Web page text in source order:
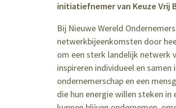
initiatiefnemer van Keuze Vrij
Bij Nieuwe Wereld
netwerkbijeenkomsten door
om een sterk landelijk netwerk
inspireren individueel en
ondernemerschap en een
die hun energie willen steken